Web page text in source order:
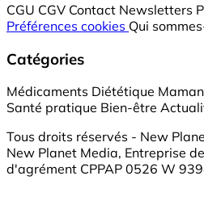
CGU CGV Contact Newsletters
Préférences cookies Qui
Catégories
Médicaments Diététique Maman
Santé pratique Bien-être
Tous droits réservés - New
New Planet Media, Entreprise
d'agrément CPPAP 0526 W